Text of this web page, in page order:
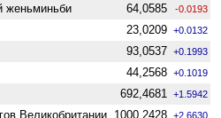
женьминьби 64,0585 -0.0193
23,0209 +0.0132
93,0537 +0.1993
44,2568 +0.1019
692,4681 +1.5942
Велико­британии 1000,2428 +2.6630